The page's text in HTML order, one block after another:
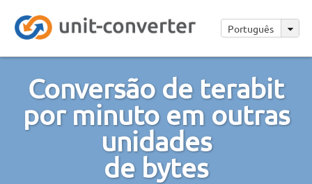
Português
Conversão de terabit
por minuto em outras
unidades
de bytes